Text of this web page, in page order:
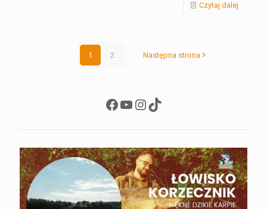
Czytaj dalej
1 2 Następna strona
Facebook
YouTube
Instagram
TikTok